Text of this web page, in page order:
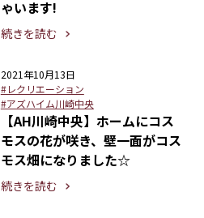
ゃいます!
続きを読む
2021年10月13日
#レクリエーション
#アズハイム川崎中央
【AH川崎中央】ホームにコス
モスの花が咲き、壁一面がコス
モス畑になりました☆
続きを読む